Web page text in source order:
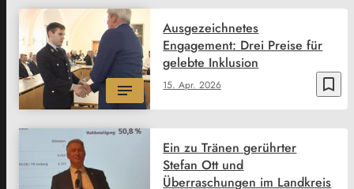
bookmark_border
15. Apr. 2026
Ausgezeichnetes
Engagement: Drei Preise für
gelebte Inklusion
Ein zu Tränen gerührter
Stefan Ott und
Überraschungen im Landkreis